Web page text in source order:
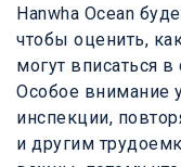
Hanwha Ocean
чтобы оценить,
могут вписаться
Особое внимание
инспекции,
и другим